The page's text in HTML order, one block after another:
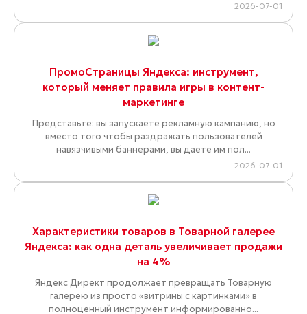
2026-07-01
ПромоСтраницы Яндекса: инструмент,
который меняет правила игры в контент-
маркетинге
Представьте: вы запускаете рекламную кампанию, но
вместо того чтобы раздражать пользователей
навязчивыми баннерами, вы даете им пол...
2026-07-01
Характеристики товаров в Товарной галерее
Яндекса: как одна деталь увеличивает продажи
на 4%
Яндекс Директ продолжает превращать Товарную
галерею из просто «витрины с картинками» в
полноценный инструмент информированно...